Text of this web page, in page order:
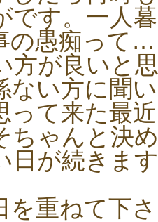
です。一人
の愚痴って…
方が良いと
ない方に聞
って来た最
ちゃんと決
日が続きま
を重ねて下